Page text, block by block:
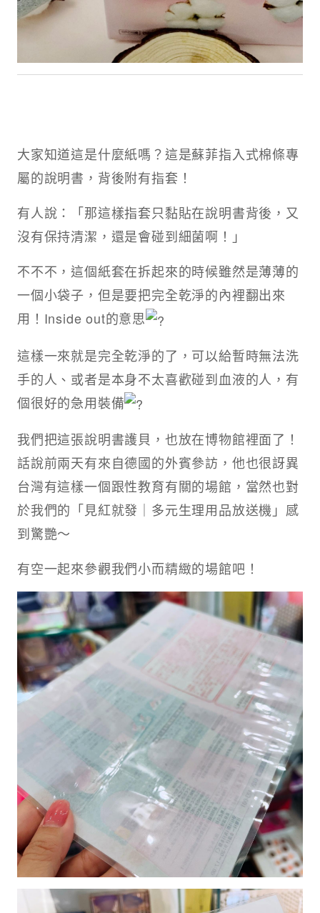
大家知道這是什麼紙嗎？這是蘇菲指入式棉條專
屬的說明書，背後附有指套！
有人說：「那這樣指套只黏貼在說明書背後，又
沒有保持清潔，還是會碰到細菌啊！」
不不不，這個紙套在拆起來的時候雖然是薄薄的
一個小袋子，但是要把完全乾淨的內裡翻出來
用！Inside out的意思
這樣一來就是完全乾淨的了，可以給暫時無法洗
手的人、或者是本身不太喜歡碰到血液的人，有
個很好的急用裝備
我們把這張說明書護貝，也放在博物館裡面了！
話說前兩天有來自德國的外賓參訪，他也很訝異
台灣有這樣一個跟性教育有關的場館，當然也對
於我們的「見紅就發｜多元生理用品放送機」感
到驚艷～
有空一起來參觀我們小而精緻的場館吧！